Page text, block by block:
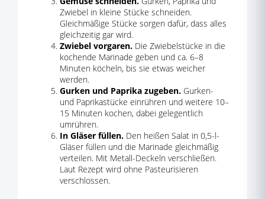
Zwiebel in kleine Stücke schneiden.
Gleichmäßige Stücke sorgen dafür, dass alles
gleichzeitig gar wird.
Zwiebel vorgaren. Die Zwiebelstücke in die
kochende Marinade geben und ca. 6–8
Minuten köcheln, bis sie etwas weicher
werden.
Gurken und Paprika zugeben. Gurken-
und Paprikastücke einrühren und weitere 10–
15 Minuten kochen, dabei gelegentlich
umrühren.
In Gläser füllen. Den heißen Salat in 0,5-l-
Gläser füllen und die Marinade gleichmäßig
verteilen. Mit Metall-Deckeln verschließen.
Laut Rezept wird ohne Pasteurisieren
verschlossen.